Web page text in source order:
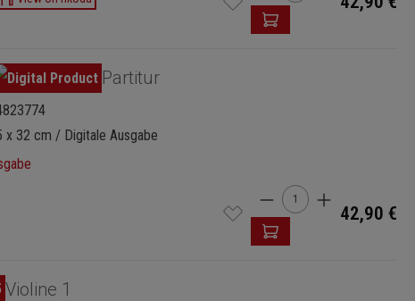
Partitur
x 32 cm / Digitale Ausgabe
Produkt Anzahl:
42,90 €
Violine 1